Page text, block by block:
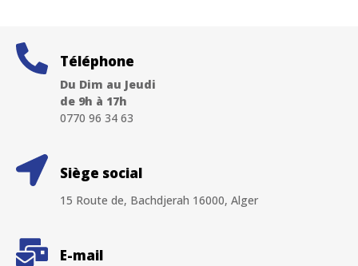
Téléphone
Du Dim au Jeudi
de 9h à 17h
0770 96 34 63
Siège social
15 Route de, Bachdjerah 16000, Alger
E-mail